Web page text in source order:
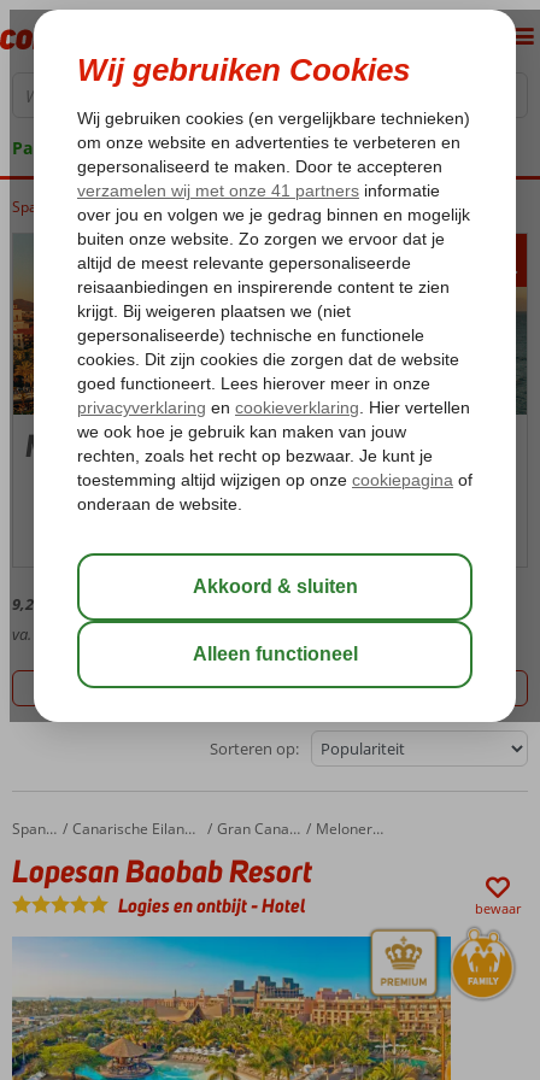
Pakketgarantie
Home
Spanje Canarische Eilanden Gran Canaria Meloneras
va 446 p.p.
Meloneras
Foto's & video
9,2 Gem. cijfer,
va.
Goedkoopste prijs, 7 aanbiedingen
Filter 7 aanbiedingen
Sorteren op:
Home Spanje Canarische Eilanden Gran Canaria Meloneras
Lopesan Baobab Resort
Lopesan Baobab Resort
Logies en ontbijt-Hotel bewaar